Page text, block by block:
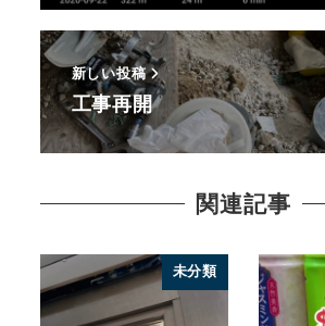
新しい投稿
工事再開
関連記事
未分類